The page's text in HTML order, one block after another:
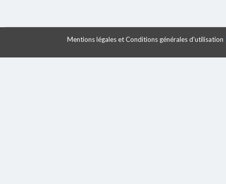
Mentions légales et Conditions générales d'utilisation